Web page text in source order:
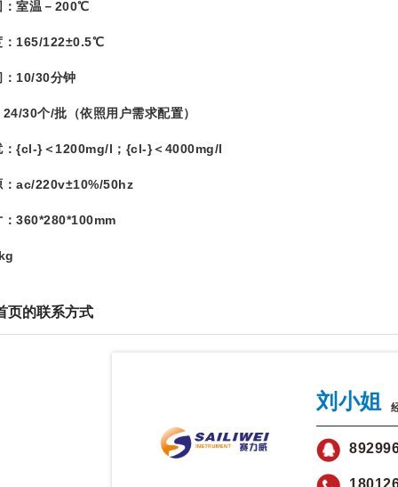
室温－200℃
165/122±0.5℃
10/30分钟
个/批（依照用户需求配置）
}＜1200mg/l；{cl-}＜4000mg/l
ac/220v±10%/50hz
360*280*100mm
页的联系方式
刘小姐